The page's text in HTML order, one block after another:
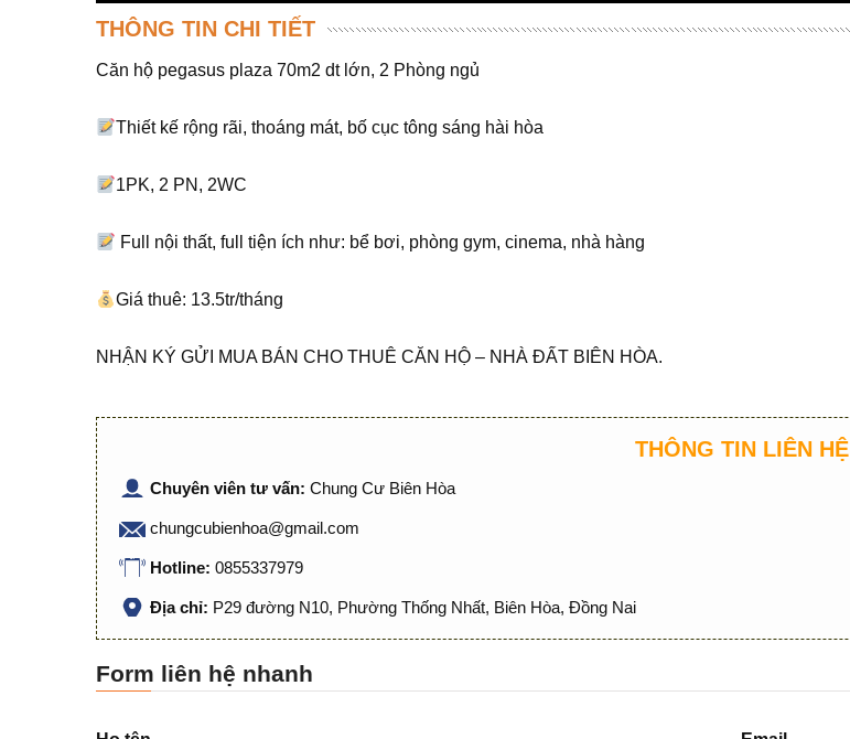
THÔNG TIN CHI TIẾT
Căn hộ pegasus plaza 70m2 dt lớn, 2 Phòng ngủ
Thiết kế rộng rãi, thoáng mát, bố cục tông sáng hài hòa
1PK, 2 PN, 2WC
Full nội thất, full tiện ích như: bể bơi, phòng gym, cinema, nhà hàng
Giá thuê: 13.5tr/tháng
NHẬN KÝ GỬI MUA BÁN CHO THUÊ CĂN HỘ – NHÀ ĐẤT BIÊN HÒA.
THÔNG TIN LIÊN HỆ
Chuyên viên tư vấn: Chung Cư Biên Hòa
chungcubienhoa@gmail.com
Hotline: 0855337979
Địa chỉ: P29 đường N10, Phường Thống Nhất, Biên Hòa, Đồng Nai
Form liên hệ nhanh